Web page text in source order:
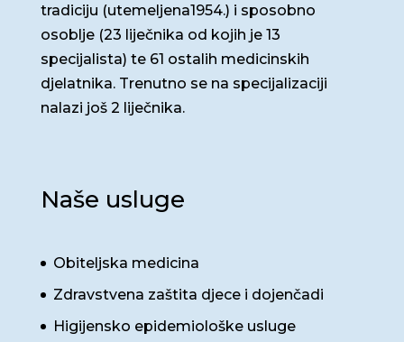
tradiciju (utemeljena1954.) i sposobno
osoblje (23 liječnika od kojih je 13
specijalista) te 61 ostalih medicinskih
djelatnika. Trenutno se na specijalizaciji
nalazi još 2 liječnika.
Naše usluge
Obiteljska medicina
Zdravstvena zaštita djece i dojenčadi
Higijensko epidemiološke usluge